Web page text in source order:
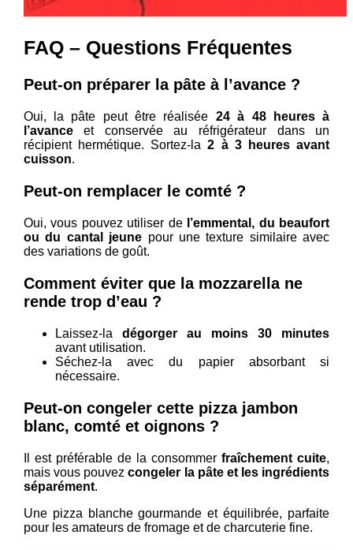
FAQ – Questions Fréquentes
Peut-on préparer la pâte à l’avance ?
Oui, la pâte peut être réalisée 24 à 48 heures à
l’avanceet conservée au réfrigérateur dans un
récipient hermétique. Sortez-la2 à 3 heures avant
cuisson.
Peut-on remplacer le comté ?
Oui, vous pouvez utiliser de l’emmental, du beaufort
ou du cantal jeune pour une texture similaire avec
des variations de goût.
Comment éviter que la mozzarella ne
rende trop d’eau ?
Laissez-la dégorger au moins 30 minutes
avant utilisation.
Séchez-la avec du papier absorbant si
nécessaire.
Peut-on congeler cette pizza jambon
blanc, comté et oignons ?
Il est préférable de la consommerfraîchement cuite,
mais vous pouvezcongeler la pâte et les ingrédients
séparément.
Une pizza blanche gourmande et équilibrée, parfaite
pour les amateurs de fromage et de charcuterie fine.